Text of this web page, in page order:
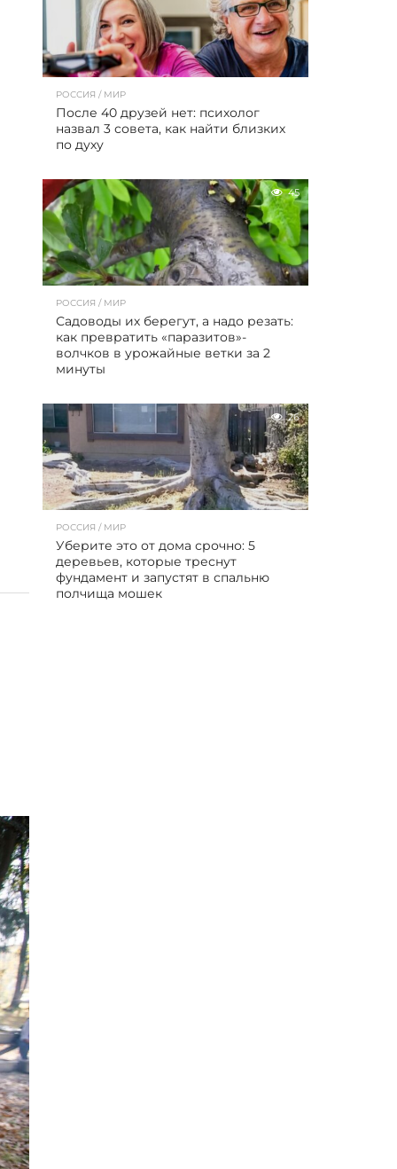
РОССИЯ / МИР
После 40 друзей нет: психолог
назвал 3 совета, как найти близких
по духу
45
РОССИЯ / МИР
Садоводы их берегут, а надо резать:
как превратить «паразитов»-
волчков в урожайные ветки за 2
минуты
26
РОССИЯ / МИР
Уберите это от дома срочно: 5
деревьев, которые треснут
фундамент и запустят в спальню
полчища мошек